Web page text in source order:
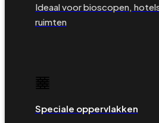
Ideaal voor bioscopen,
ruimten
Speciale oppervlakken